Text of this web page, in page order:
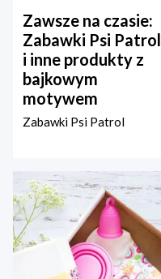
Zawsze na czasie:
Zabawki Psi Patrol
i inne produkty z
bajkowym
motywem
Zabawki Psi Patrol